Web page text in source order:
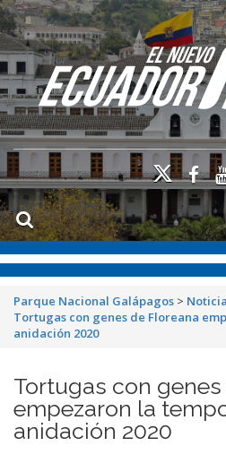
Parque Nacional Galápagos >
Tortugas con genes de Floreana
anidación 2020
Tortugas con
empezaron la
anidación 2020